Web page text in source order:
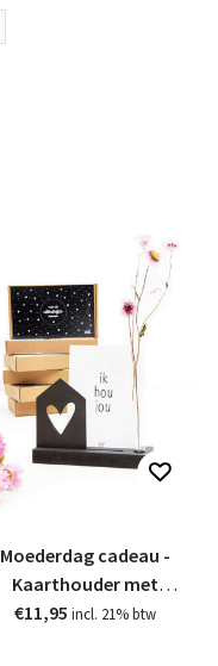
Moederdag cadeau -
Kaarthouder met
vaasje en houten
€11,95 incl. 21% btw